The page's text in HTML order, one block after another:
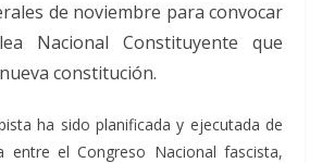
de noviembre para convocar
Nacional Constituyente que
constitución.
ha sido planificada y ejecutada de
entre el Congreso Nacional fascista,